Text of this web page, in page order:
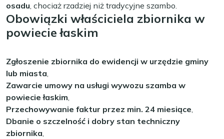
osadu, chociaż rzadziej niż tradycyjne szambo.
Obowiązki właściciela zbiornika w
powiecie łaskim
Zgłoszenie zbiornika do ewidencji w urzędzie gminy
lub miasta,
Zawarcie umowy na usługi wywozu szamba w
powiecie łaskim,
Przechowywanie faktur przez min. 24 miesiące,
Dbanie o szczelność i dobry stan techniczny
zbiornika,